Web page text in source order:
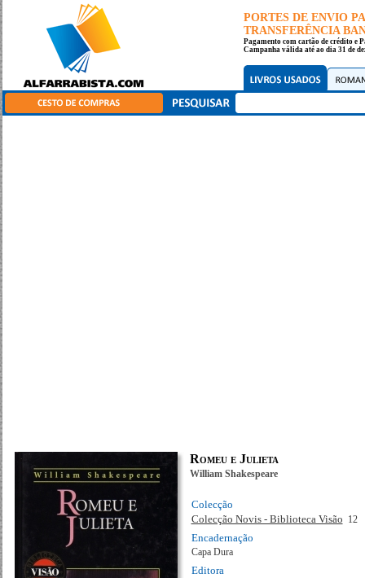
PORTES DE ENVIO
TRANSFERÊNCIA
Pagamento com cartão de crédito e
Campanha válida até ao dia 31 de
Romeu e Julieta
William Shakespeare
Colecção
Colecção Novis - Biblioteca Visão 12
Encadernação
Capa Dura
Editora